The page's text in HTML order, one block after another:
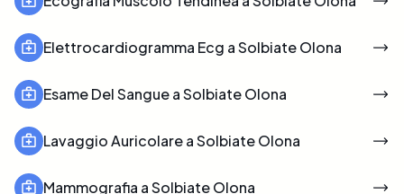
Elettrocardiogramma Ecg a Solbiate Olona
Esame Del Sangue a Solbiate Olona
Lavaggio Auricolare a Solbiate Olona
Mammografia a Solbiate Olona